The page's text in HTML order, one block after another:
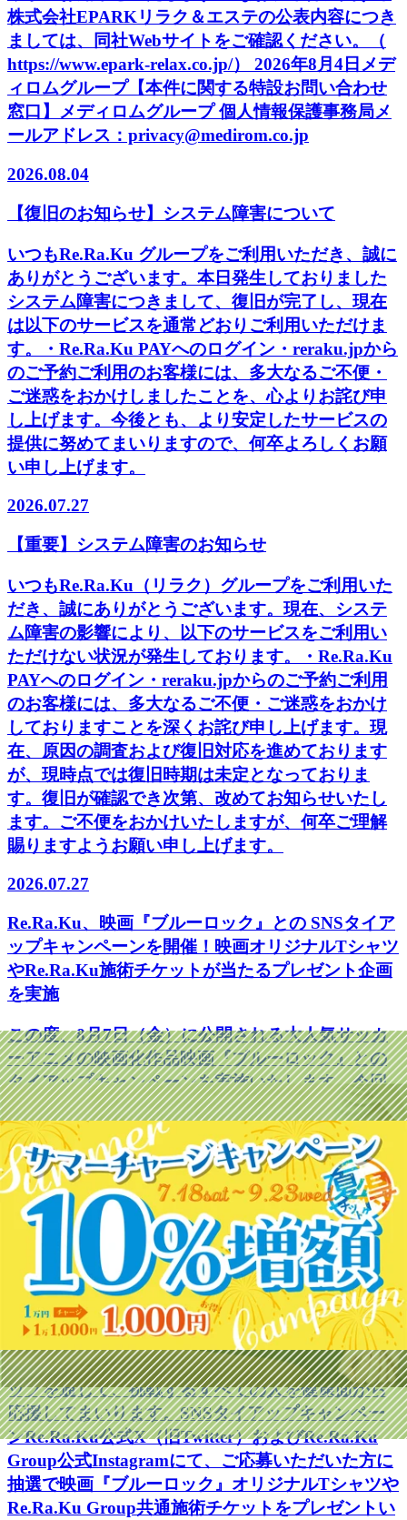
株式会社EPARKリラク＆エステの公表内容につき
ましては、同社Webサイトをご確認ください。（
https://www.epark-relax.co.jp/） 2026年8月4日メデ
ィロムグループ【本件に関する特設お問い合わせ
窓口】メディロムグループ 個人情報保護事務局メ
ールアドレス：privacy@medirom.co.jp
2026.08.04
【復旧のお知らせ】システム障害について
いつもRe.Ra.Ku グループをご利用いただき、誠に
ありがとうございます。本日発生しておりました
システム障害につきまして、復旧が完了し、現在
は以下のサービスを通常どおりご利用いただけま
す。・Re.Ra.Ku PAYへのログイン・reraku.jpから
のご予約ご利用のお客様には、多大なるご不便・
ご迷惑をおかけしましたことを、心よりお詫び申
し上げます。今後とも、より安定したサービスの
提供に努めてまいりますので、何卒よろしくお願
い申し上げます。
2026.07.27
【重要】システム障害のお知らせ
いつもRe.Ra.Ku（リラク）グループをご利用いた
だき、誠にありがとうございます。現在、システ
ム障害の影響により、以下のサービスをご利用い
ただけない状況が発生しております。・Re.Ra.Ku
PAYへのログイン・reraku.jpからのご予約ご利用
のお客様には、多大なるご不便・ご迷惑をおかけ
しておりますことを深くお詫び申し上げます。現
在、原因の調査および復旧対応を進めております
が、現時点では復旧時期は未定となっておりま
す。復旧が確認でき次第、改めてお知らせいたし
ます。ご不便をおかけいたしますが、何卒ご理解
賜りますようお願い申し上げます。
2026.07.27
Re.Ra.Ku、映画『ブルーロック』との SNSタイア
ップキャンペーンを開催！映画オリジナルTシャツ
やRe.Ra.Ku施術チケットが当たるプレゼント企画
を実施
この度、8月7日（金）に公開される大人気サッカ
ーアニメの映画化作品映画『ブルーロック』との
タイアップキャンペーンを実施いたします。今回
のキャンペーンでは、より多くのお客様に「ココ
ロとカラダの健康」をお届けするため、Re.Ra.Ku
公式X（旧Twitter）および公式Instagramにて、映
画オリジナルTシャツやRe.Ra.Ku 施術チケットが
当たるプレゼント企画を同時に開催いたします。
タイアップ背景について映画『ブルーロック』で
描かれる、夢や目標に向かって挑戦し続けるひた
むきな姿勢は、メディロムグループが大切にして
いる価値観と深く重なります。自らの可能性を信
じ、理想に向かって前進し続けるためには、心身
を健やかに保ち、日々コンディションを整えるこ
とが重要です。メディロムグループは、本タイア
ップを通じて、挑戦するすべての人を健康面から
応援してまいります。SNSタイアップキャンペー
ンRe.Ra.Ku公式X（旧Twitter）およびRe.Ra.Ku
Group公式Instagramにて、ご応募いただいた方に
抽選で映画『ブルーロック』オリジナルTシャツや
Re.Ra.Ku Group共通施術チケットをプレゼントい